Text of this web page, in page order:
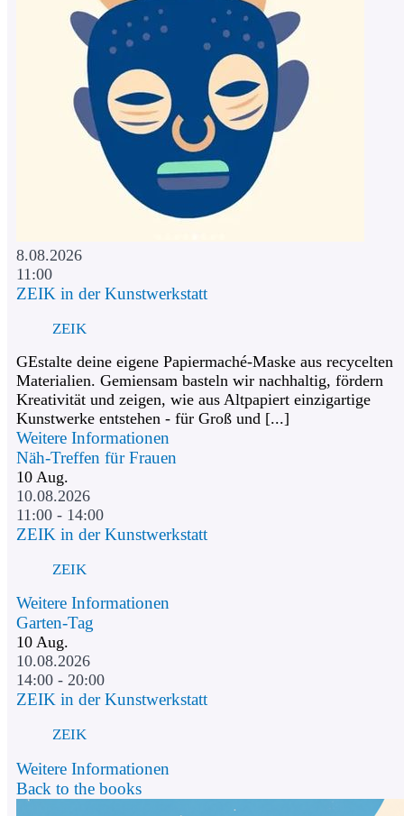
8.08.2026
11:00
ZEIK in der Kunstwerkstatt
ZEIK
GEstalte deine eigene Papiermaché-Maske aus recycelten
Materialien. Gemiensam basteln wir nachhaltig, fördern
Kreativität und zeigen, wie aus Altpapiert einzigartige
Kunstwerke entstehen - für Groß und [...]
Weitere Informationen
Näh-Treffen für Frauen
10 Aug.
10.08.2026
11:00 - 14:00
ZEIK in der Kunstwerkstatt
ZEIK
Weitere Informationen
Garten-Tag
10 Aug.
10.08.2026
14:00 - 20:00
ZEIK in der Kunstwerkstatt
ZEIK
Weitere Informationen
Back to the books